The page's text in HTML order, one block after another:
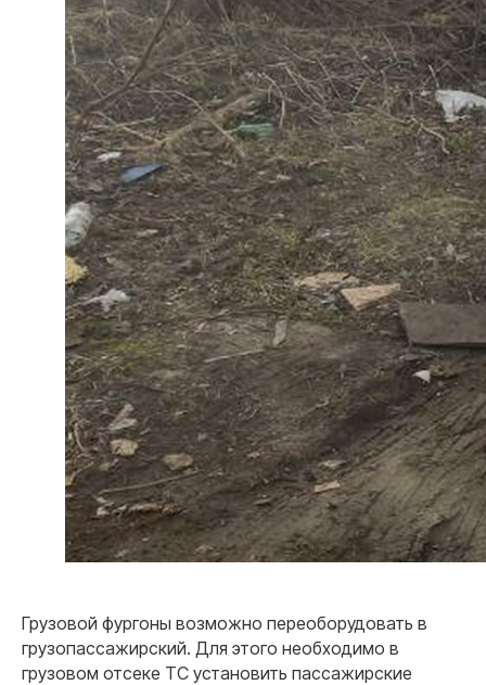
Грузовой фургоны возможно переоборудовать в
грузопассажирский. Для этого необходимо в
грузовом отсеке ТС установить пассажирские